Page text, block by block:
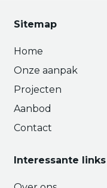
Sitemap
Home
Onze aanpak
Projecten
Aanbod
Contact
Interessante links